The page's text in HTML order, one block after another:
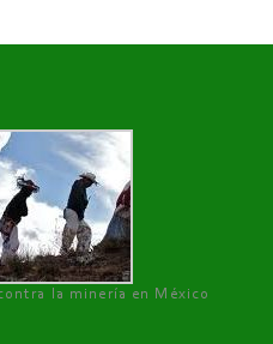
la minería en México